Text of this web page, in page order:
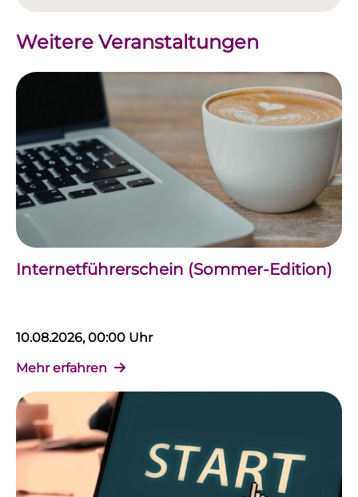
Weitere Veranstaltungen
Internetführerschein (Sommer-Edition)
10.08.2026, 00:00 Uhr
Mehr erfahren